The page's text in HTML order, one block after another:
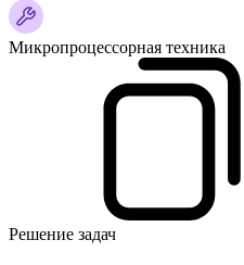
Микропроцессорная техника
Решение задач